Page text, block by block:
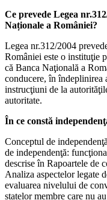
Ce prevede Legea
Naționale a României?
Legea nr.312/2004
României este o instituţie
că Banca Naţională a
conducere, în
instrucţiuni de la
autoritate.
În ce constă
Conceptul de
de independenţă:
descrise în Rapoartele de
Analiza aspectelor legate
evaluarea nivelului de
statelor membre care nu